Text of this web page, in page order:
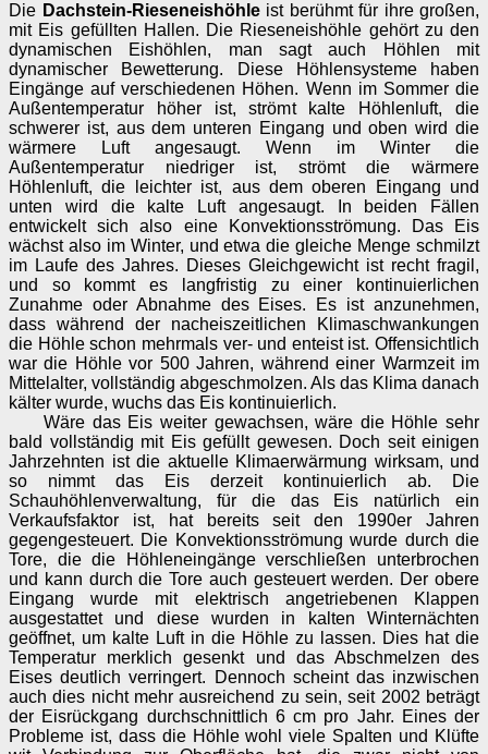
Die Dachstein-Rieseneishöhleist berühmt für ihre großen,
mit Eis gefüllten Hallen. Die Rieseneishöhle gehört zu den
dynamischen Eishöhlen, man sagt auch Höhlen mit
dynamischer Bewetterung. Diese Höhlensysteme haben
Eingänge auf verschiedenen Höhen. Wenn im Sommer die
Außentemperatur höher ist, strömt kalte Höhlenluft, die
schwerer ist, aus dem unteren Eingang und oben wird die
wärmere Luft angesaugt. Wenn im Winter die
Außentemperatur niedriger ist, strömt die wärmere
Höhlenluft, die leichter ist, aus dem oberen Eingang und
unten wird die kalte Luft angesaugt. In beiden Fällen
entwickelt sich also eine Konvektionsströmung. Das Eis
wächst also im Winter, und etwa die gleiche Menge schmilzt
im Laufe des Jahres. Dieses Gleichgewicht ist recht fragil,
und so kommt es langfristig zu einer kontinuierlichen
Zunahme oder Abnahme des Eises. Es ist anzunehmen,
dass während der nacheiszeitlichen Klimaschwankungen
die Höhle schon mehrmals ver- und enteist ist. Offensichtlich
war die Höhle vor 500 Jahren, während einer Warmzeit im
Mittelalter, vollständig abgeschmolzen. Als das Klima danach
kälter wurde, wuchs das Eis kontinuierlich.
Wäre das Eis weiter gewachsen, wäre die Höhle sehr
bald vollständig mit Eis gefüllt gewesen. Doch seit einigen
Jahrzehnten ist die aktuelle Klimaerwärmung wirksam, und
so nimmt das Eis derzeit kontinuierlich ab. Die
Schauhöhlenverwaltung, für die das Eis natürlich ein
Verkaufsfaktor ist, hat bereits seit den 1990er Jahren
gegengesteuert. Die Konvektionsströmung wurde durch die
Tore, die die Höhleneingänge verschließen unterbrochen
und kann durch die Tore auch gesteuert werden. Der obere
Eingang wurde mit elektrisch angetriebenen Klappen
ausgestattet und diese wurden in kalten Winternächten
geöffnet, um kalte Luft in die Höhle zu lassen. Dies hat die
Temperatur merklich gesenkt und das Abschmelzen des
Eises deutlich verringert. Dennoch scheint das inzwischen
auch dies nicht mehr ausreichend zu sein, seit 2002 beträgt
der Eisrückgang durchschnittlich 6 cm pro Jahr. Eines der
Probleme ist, dass die Höhle wohl viele Spalten und Klüfte